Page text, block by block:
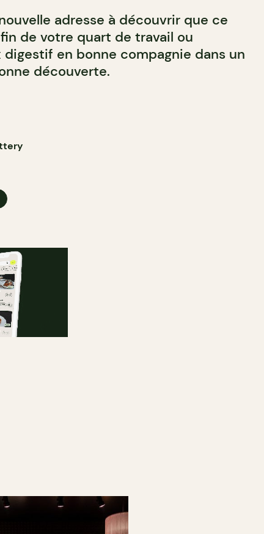
adresse à découvrir que ce
de votre quart de travail ou
en bonne compagnie dans un
découverte.